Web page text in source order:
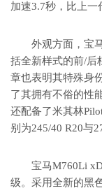
加速3.7秒，比上一
外观方面，宝
括全新样式的前/后
章也表明其特殊身
了其拥有不俗的性
还配备了米其林
别为245/40 R20与
宝马M760Li
级。采用全新的黑